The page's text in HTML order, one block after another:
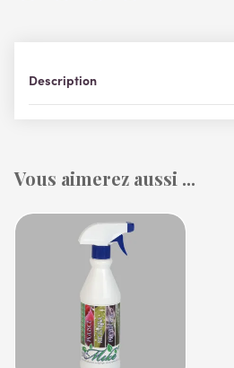
Description
Vous aimerez aussi ...